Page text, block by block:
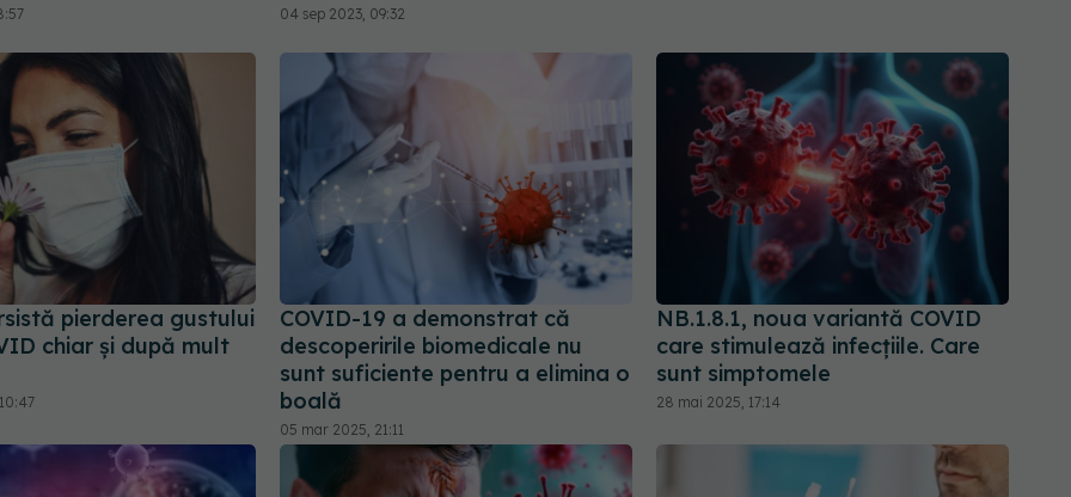
04 sep 2023, 09:32
pierderea gustului
chiar și după mult
COVID-19 a demonstrat că
descoperirile biomedicale nu
sunt suficiente pentru a elimina o
boală
05 mar 2025, 21:11
NB.1.8.1, noua variantă COVID
care stimulează infecțiile. Care
sunt simptomele
28 mai 2025, 17:14